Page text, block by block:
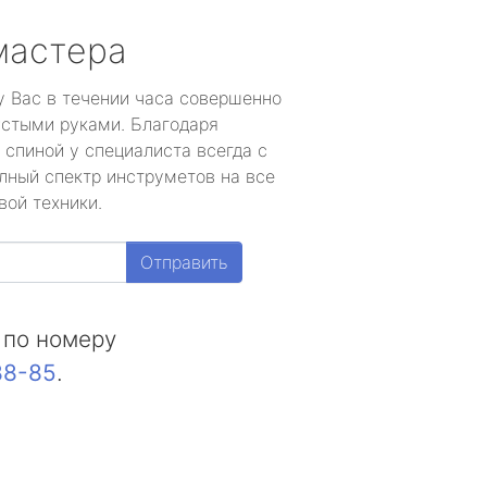
Вас в течении часа совершенно
руками. Благодаря
у специалиста всегда с
спектр инструметов на все
техники.
Отправить
номеру
85.